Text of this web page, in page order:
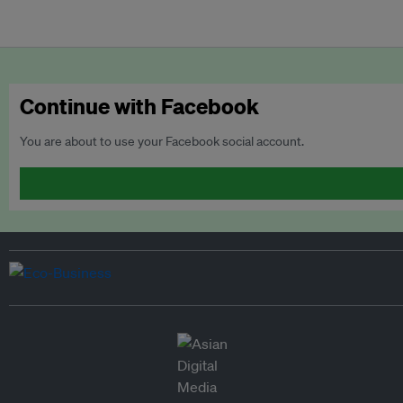
Continue with Facebook
You are about to use your Facebook social account.